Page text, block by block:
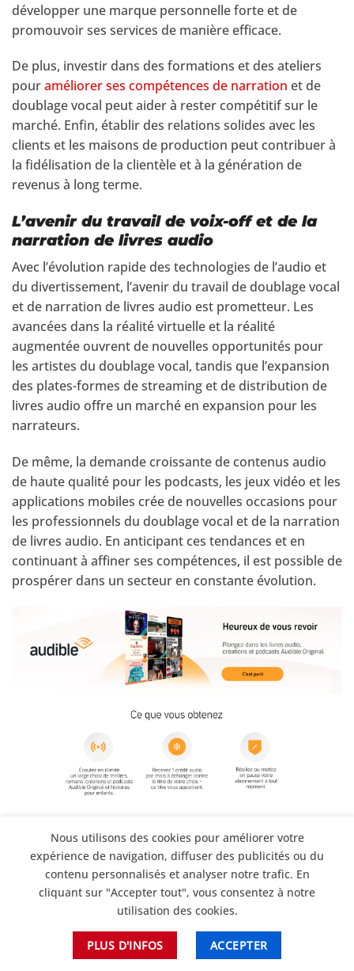
développer une marque personnelle forte et de
promouvoir ses services de manière efficace.
De plus, investir dans des formations et des ateliers
pouraméliorer ses compétences de narration et de
doublage vocal peut aider à rester compétitif sur le
marché. Enfin, établir des relations solides avec les
clients et les maisons de production peut contribuer à
la fidélisation de la clientèle et à la génération de
revenus à long terme.
L’avenir du travail de voix-off et de la
narration de livres audio
Avec l’évolution rapide des technologies de l’audio et
du divertissement, l’avenir du travail de doublage vocal
et de narration de livres audio est prometteur. Les
avancées dans la réalité virtuelle et la réalité
augmentée ouvrent de nouvelles opportunités pour
les artistes du doublage vocal, tandis que l’expansion
des plates-formes de streaming et de distribution de
livres audio offre un marché en expansion pour les
narrateurs.
De même, la demande croissante de contenus audio
de haute qualité pour les podcasts, les jeux vidéo et les
applications mobiles crée de nouvelles occasions pour
les professionnels du doublage vocal et de la narration
de livres audio. En anticipant ces tendances et en
continuant à affiner ses compétences, il est possible de
prospérer dans un secteur en constante évolution.
Audible Original.
Découvrez le pouvoir de la voix :
Pourquoi opter pour la voix off en
Dans le monde numérique d’aujourd’hui, la voix est
bien plus qu’un simple son ; elle est l’écho de l’émotion,
Nous utilisons des cookies pour améliorer votre
expérience de navigation, diffuser des publicités ou du
contenu personnalisés et analyser notre trafic. En
cliquant sur "Accepter tout", vous consentez à notre
utilisation des cookies.
PLUS D'INFOS ACCEPTER